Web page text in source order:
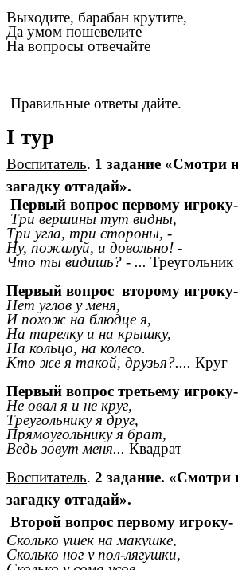
Выходите, барабан крутите,
Да умом пошевелите
На вопросы отвечайте
Правильные ответы дайте.
I тур
Воспитатель. 1 задание «Смотри
загадку отгадай».
Первый вопрос первому игроку-
Три вершины тут видны,
Три угла, три стороны, -
Ну, пожалуй, и довольно! -
Что ты видишь? - ... Треугольник
Первый вопрос второму игроку-
Нет углов у меня,
И похож на блюдце я,
На тарелку и на крышку,
На кольцо, на колесо.
Кто же я такой, друзья?.... Круг
Первый вопрос третьему игроку-
Не овал я и не круг,
Треугольнику я друг,
Прямоугольнику я брат,
Ведь зовут меня... Квадрат
Воспитатель. 2 задание. «Смотри
загадку отгадай».
Второй вопрос первому игроку-
Сколько ушек на макушке,
Сколько ног у пол-лягушки,